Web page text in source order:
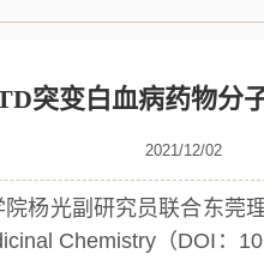
突变白血病药物分
2021/12/02
院杨光副研究员联合东
Chemistry（DOI：